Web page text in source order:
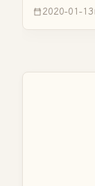
于为95年以后
2020-01-13